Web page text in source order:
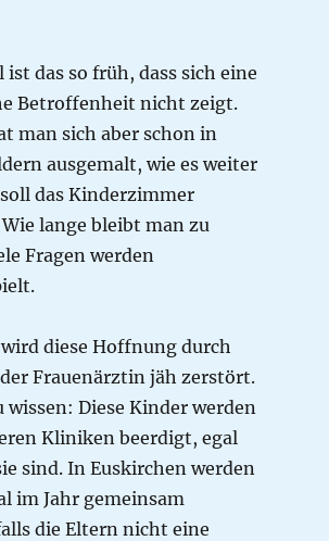
das so früh, dass sich eine
Betroffenheit nicht zeigt.
man sich aber schon in
ausgemalt, wie es weiter
das Kinderzimmer
lange bleibt man zu
Fragen werden
diese Hoffnung durch
Frauenärztin jäh zerstört.
wissen: Diese Kinder werden
Kliniken beerdigt, egal
sind. In Euskirchen werden
im Jahr gemeinsam
die Eltern nicht eine